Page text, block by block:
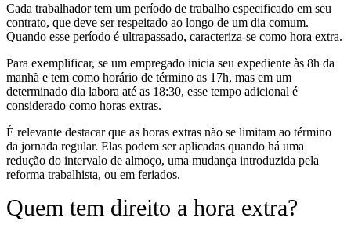
Cada trabalhador tem um período de trabalho especificado em seu
contrato, que deve ser respeitado ao longo de um dia comum.
Quando esse período é ultrapassado, caracteriza-se como hora extra.
Para exemplificar, se um empregado inicia seu expediente às 8h da
manhã e tem como horário de término as 17h, mas em um
determinado dia labora até as 18:30, esse tempo adicional é
considerado como horas extras.
É relevante destacar que as horas extras não se limitam ao término
da jornada regular. Elas podem ser aplicadas quando há uma
redução do intervalo de almoço, uma mudança introduzida pela
reforma trabalhista, ou em feriados.
Quem tem direito a hora extra?